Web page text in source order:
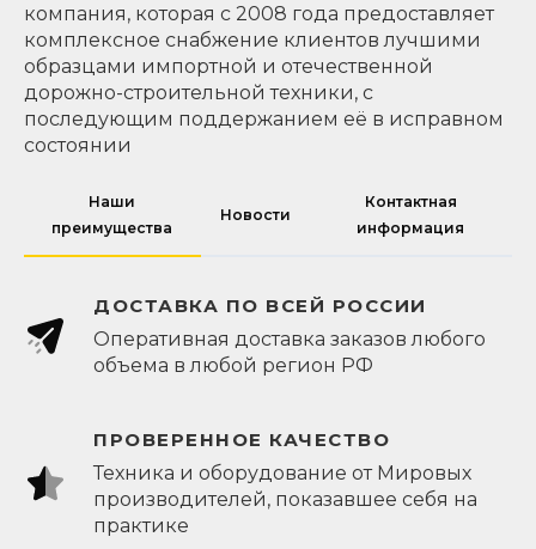
компания, которая с 2008 года предоставляет
комплексное снабжение клиентов лучшими
образцами импортной и отечественной
дорожно-строительной техники, с
последующим поддержанием её в исправном
состоянии
Наши
преимущества
Новости
Контактная
информация
ДОСТАВКА ПО ВСЕЙ РОССИИ
Оперативная доставка заказов любого
объема в любой регион РФ
ПРОВЕРЕННОЕ КАЧЕСТВО
Техника и оборудование от Мировых
производителей, показавшее себя на
практике